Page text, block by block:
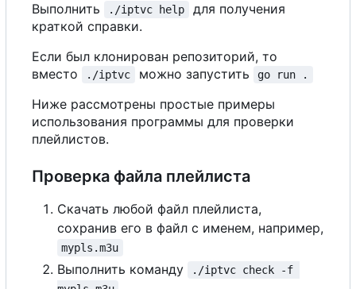
Выполнить
./iptvc help
для получения
краткой справки.
Если был клонирован репозиторий, то
вместо
./iptvc можно запустить go run .
Ниже рассмотрены простые примеры
использования программы для проверки
плейлистов.
Проверка файла плейлиста
Скачать любой файл плейлиста,
сохранив его в файл с именем, например,
mypls.m3u
Выполнить команду
./iptvc check -f